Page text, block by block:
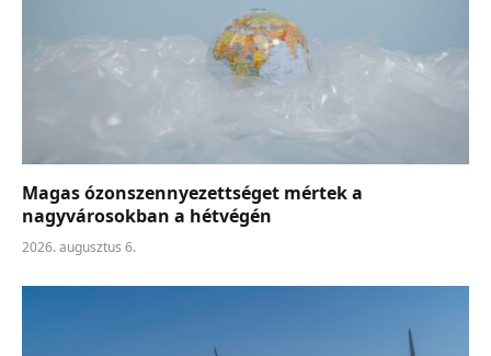
Magas ózonszennyezettséget mértek a
nagyvárosokban a hétvégén
2026. augusztus 6.